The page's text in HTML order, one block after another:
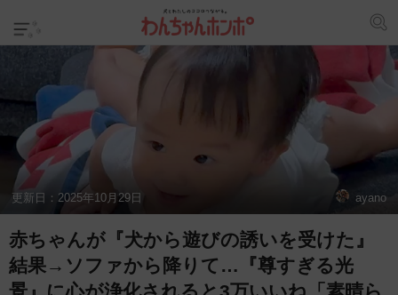
更新日： 2025年10月29日 ayano
赤ちゃんが『犬から遊びの誘いを受けた』
結果→ソファから降りて…『尊すぎる光